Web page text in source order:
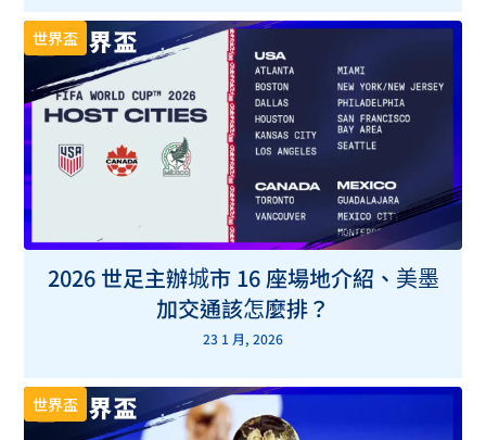
世界盃
2026 世足主辦城市 16 座場地介紹、美墨
加交通該怎麼排？
23 1 月, 2026
世界盃